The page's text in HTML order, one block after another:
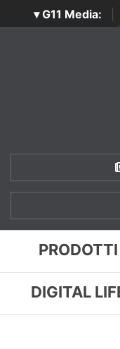
▾ G11 Media:
SecurityOpenLab
PRODOTTI
DIGITAL